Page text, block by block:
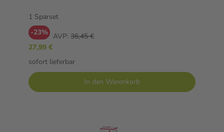
1 Sparset
-23% AVP: 36,45 €
27,99 €
sofort lieferbar
In den Warenkorb